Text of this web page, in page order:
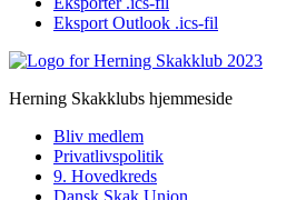
Eksport Outlook .ics-fil
Herning Skakklubs hjemmeside
Bliv medlem
Privatlivspolitik
9. Hovedkreds
Dansk Skak Union